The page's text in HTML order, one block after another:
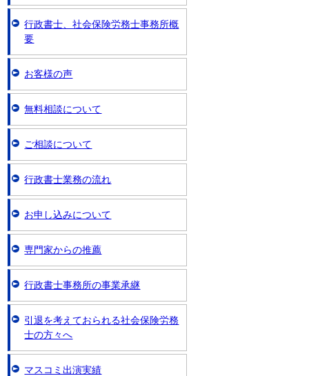
行政書士、社会保険労務士事務所概
要
お客様の声
無料相談について
ご相談について
行政書士業務の流れ
お申し込みについて
専門家からの推薦
行政書士事務所の事業承継
引退を考えておられる社会保険労務
士の方々へ
マスコミ出演実績